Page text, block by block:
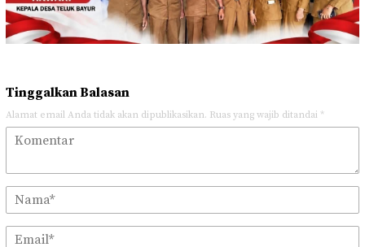
Tinggalkan Balasan
Alamat email Anda tidak akan dipublikasikan. Ruas yang wajib ditandai *